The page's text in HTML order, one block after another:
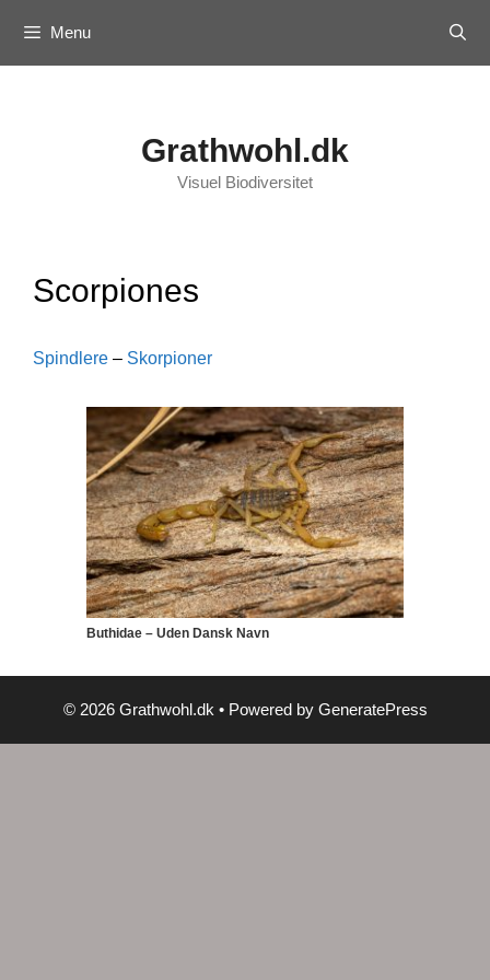
content
Menu
Grathwohl.dk
Visuel Biodiversitet
Scorpiones
Spindlere – Skorpioner
Buthidae – Uden Dansk Navn
© 2026 Grathwohl.dk • Powered by GeneratePress